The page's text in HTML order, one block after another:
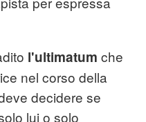
l'ultimatum che
nel corso della
decidere se
lui o solo